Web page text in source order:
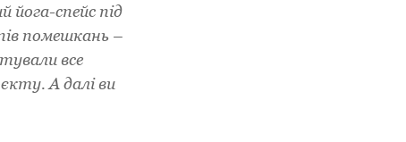
спейс під
помешкань –
все
А далі ви